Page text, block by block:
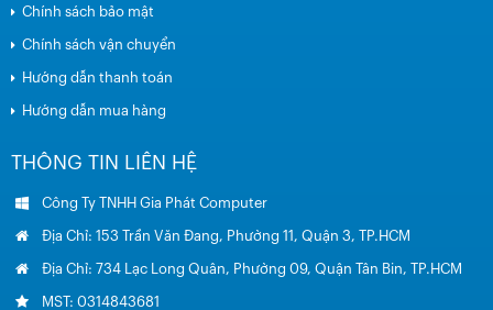
Chính sách bảo mật
Chính sách vận chuyển
Hướng dẫn thanh toán
Hướng dẫn mua hàng
THÔNG TIN LIÊN HỆ
Công Ty TNHH Gia Phát Computer
Địa Chỉ: 153 Trần Văn Đang, Phường 11, Quận 3, TP.HCM
Địa Chỉ: 734 Lạc Long Quân, Phường 09, Quận Tân Bin, TP.HCM
MST: 0314843681